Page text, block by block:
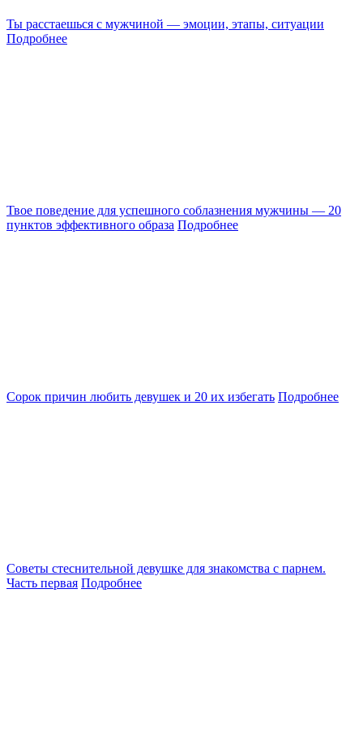
Ты расстаешься с мужчиной — эмоции, этапы, ситуации
Подробнее
Твое поведение для успешного соблазнения мужчины — 20
пунктов эффективного образа Подробнее
Сорок причин любить девушек и 20 их избегать Подробнее
Советы стеснительной девушке для знакомства с парнем.
Часть первая Подробнее